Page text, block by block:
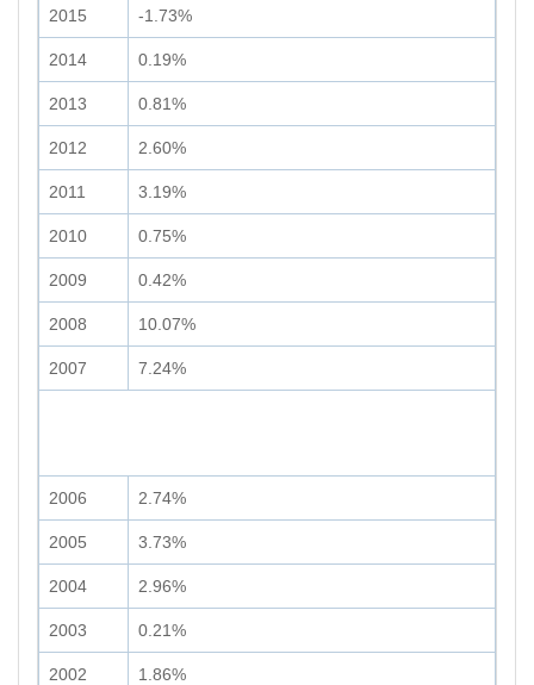
2015 -1.73%
2014 0.19%
2013 0.81%
2012 2.60%
2011 3.19%
2010 0.75%
2009 0.42%
2008 10.07%
2007 7.24%
2006 2.74%
2005 3.73%
2004 2.96%
2003 0.21%
2002 1.86%